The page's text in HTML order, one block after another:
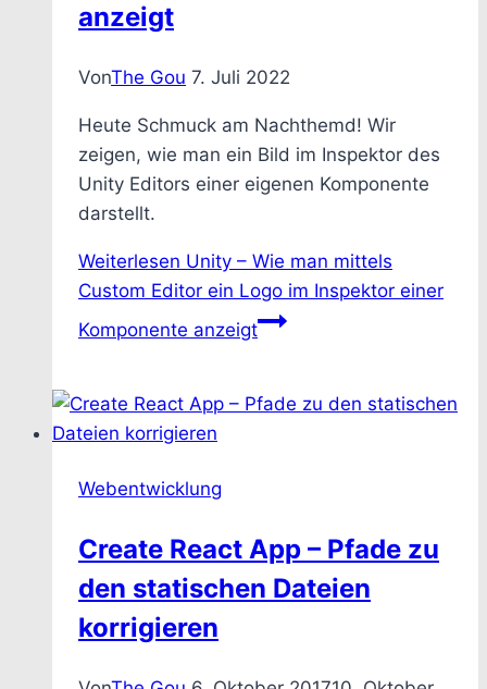
anzeigt
VonThe Gou 7. Juli 2022
Heute Schmuck am Nachthemd! Wir
zeigen, wie man ein Bild im Inspektor des
Unity Editors einer eigenen Komponente
darstellt.
Weiterlesen Unity – Wie man mittels
Custom Editor ein Logo im Inspektor einer
Komponente anzeigt
Webentwicklung
Create React App – Pfade zu
den statischen Dateien
korrigieren